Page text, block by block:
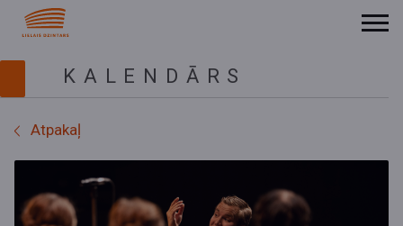
KALENDĀRS
Atpakaļ